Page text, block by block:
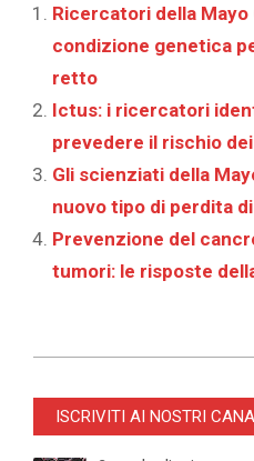
‎Ricercatori della
condizione genetica
retto‎
Ictus: i ricercatori
prevedere il rischio
Gli scienziati della
nuovo tipo di perdita
Prevenzione del
tumori: le risposte
03-
ISCRIVITI AI NOSTRI